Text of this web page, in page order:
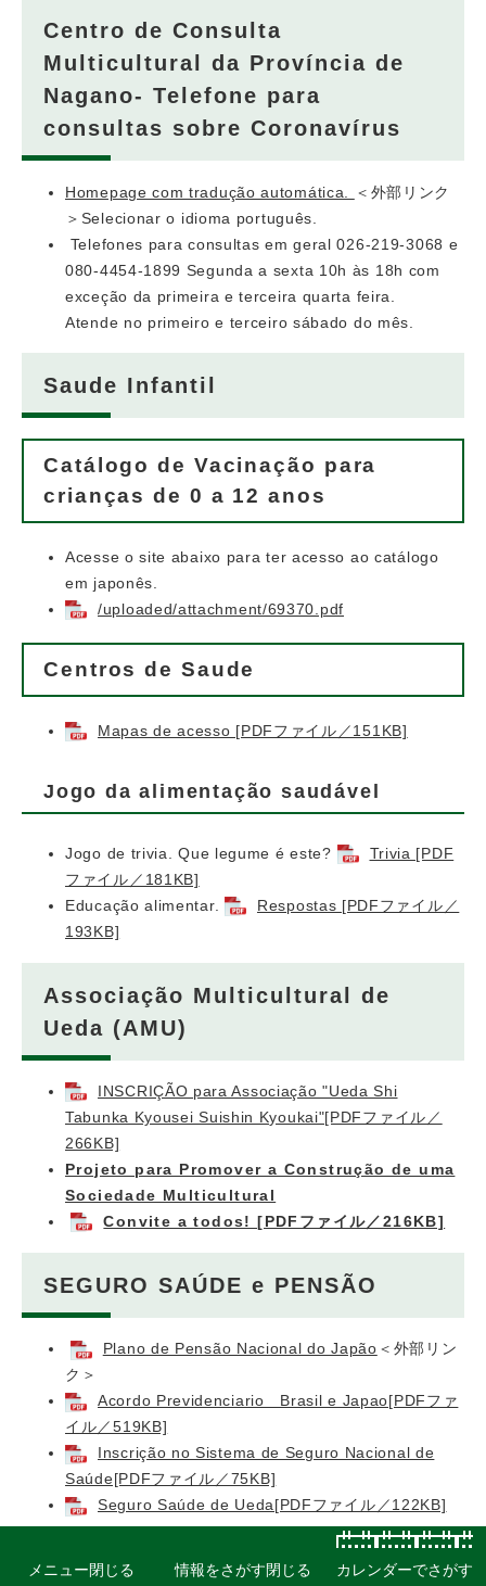
メニュー閉じる 情報をさがす閉じる カレンダーでさがす
Centro de Consulta
Multicultural da Província de
Nagano- Telefone para
consultas sobre Coronavírus
Homepage com tradução automática.
＜外部リンク
＞ Selecionar o idioma português.
Telefones para consultas em geral 026-219-3068 e
080-4454-1899 Segunda a sexta 10h às 18h com
exceção da primeira e terceira quarta feira.
Atende no primeiro e terceiro sábado do mês.
Saude Infantil
Catálogo de Vacinação para
crianças de 0 a 12 anos
Acesse o site abaixo para ter acesso ao catálogo
em japonês.
/uploaded/attachment/69370.pdf
Centros de Saude
Mapas de acesso [PDFファイル／151KB]
Jogo da alimentação saudável
Jogo de trivia. Que legume é este?
Trivia [PDF
ファイル／181KB]
Educação alimentar.
Respostas [PDFファイル／
193KB]
Associação Multicultural de
Ueda (AMU)
INSCRIÇÃO para Associação "Ueda Shi
Tabunka Kyousei Suishin Kyoukai"[PDFファイル／
266KB]
Projeto para Promover a Construção de uma
Sociedade Multicultural
Convite a todos! [PDFファイル／216KB]
SEGURO SAÚDE e PENSÃO
Plano de Pensão Nacional do Japão ＜外部リン
ク＞
Acordo Previdenciario Brasil e Japao[PDFファ
イル／519KB]
Inscrição no Sistema de Seguro Nacional de
Saúde[PDFファイル／75KB]
Seguro Saúde de Ueda[PDFファイル／122KB]
EDUCAÇÃO e Aulas de japonês